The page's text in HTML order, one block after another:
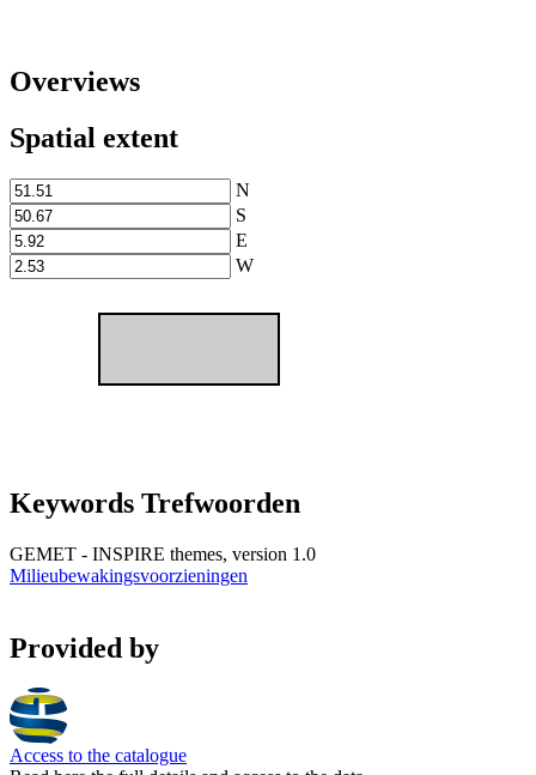
Overviews
Spatial extent
N
S
E
W
Keywords Trefwoorden
GEMET - INSPIRE themes, version 1.0
Milieubewakingsvoorzieningen
Provided by
Access to the catalogue